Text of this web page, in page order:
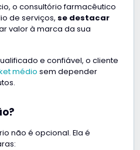
o consultório farmacêutico
de serviços, se destacar
valor à marca da sua
e confiável, o cliente
médio sem depender
não é opcional. Ela é